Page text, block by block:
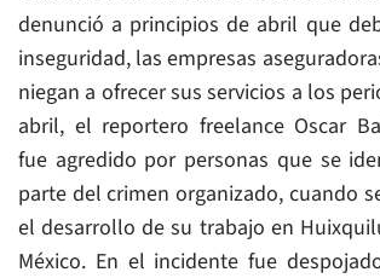
denunció a principios de abril que
inseguridad, las empresas
niegan a ofrecer sus servicios a los
abril, el reportero freelance Oscar
fue agredido por personas que se
parte del crimen organizado, cuando
el desarrollo de su trabajo en
México. En el incidente fue